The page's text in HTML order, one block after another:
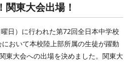
関東大会出場！
日）に行われた第72回全日本中学校
おいて本校陸上部所属の生徒が躍動
東大会への出場を決めました。関東大